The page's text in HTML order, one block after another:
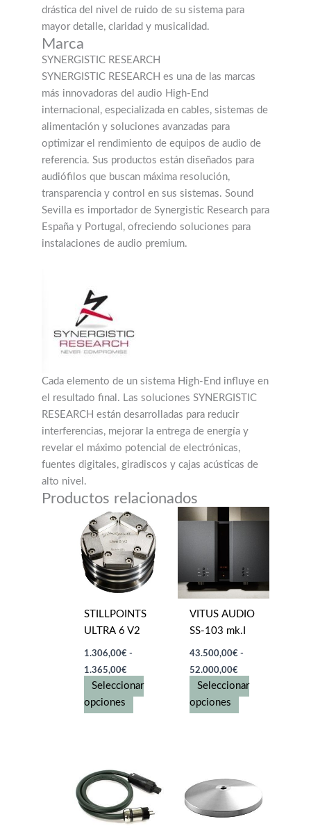
drástica del nivel de ruido de su sistema para
mayor detalle, claridad y musicalidad.
Marca
SYNERGISTIC RESEARCH
SYNERGISTIC RESEARCH es una de las marcas
más innovadoras del audio High-End
internacional, especializada en cables, sistemas de
alimentación y soluciones avanzadas para
optimizar el rendimiento de equipos de audio de
referencia. Sus productos están diseñados para
audiófilos que buscan máxima resolución,
transparencia y control en sus sistemas. Sound
Sevilla es importador de Synergistic Research para
España y Portugal, ofreciendo soluciones para
instalaciones de audio premium.
Cada elemento de un sistema High-End influye en
el resultado final. Las soluciones SYNERGISTIC
RESEARCH están desarrolladas para reducir
interferencias, mejorar la entrega de energía y
revelar el máximo potencial de electrónicas,
fuentes digitales, giradiscos y cajas acústicas de
alto nivel.
Productos relacionados
STILLPOINTS
ULTRA 6 V2
1.306,00€ -
1.365,00€
de
precios:
1.306,00€
Seleccionar
opciones
Las
opciones
se
VITUS AUDIO
SS-103 mk.I
43.500,00€ -
52.000,00€
de
precios:
43.500,00€
Seleccionar
opciones
Las
opciones
se